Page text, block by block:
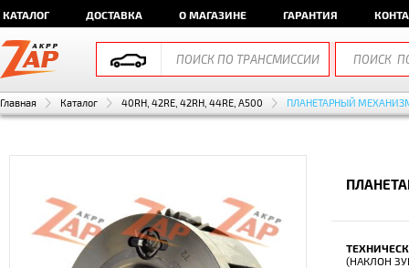
КАТАЛОГ ДОСТАВКА О МАГАЗИНЕ ГАРАНТИЯ
Главная Каталог 40RH, 42RE, 42RH, 44RE, A500 ПЛАНЕТАРНЫЙ
(НАКЛОН